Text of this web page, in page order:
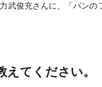
武俊充さんに、「パンの
てください。